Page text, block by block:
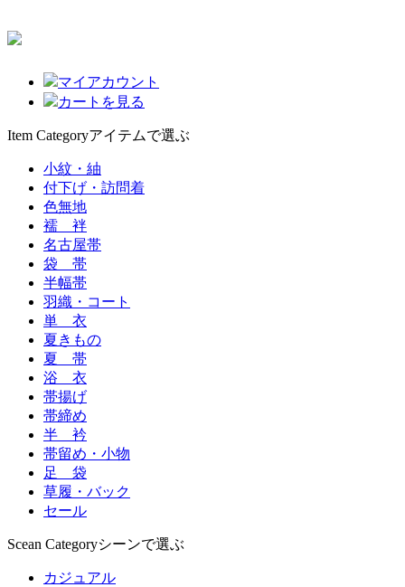
マイアカウント
カートを見る
Item Categoryアイテムで選ぶ
小紋・紬
付下げ・訪問着
色無地
襦 袢
名古屋帯
袋 帯
半幅帯
羽織・コート
単 衣
夏きもの
夏 帯
浴 衣
帯揚げ
帯締め
半 衿
帯留め・小物
足 袋
草履・バック
セール
Scean Categoryシーンで選ぶ
カジュアル